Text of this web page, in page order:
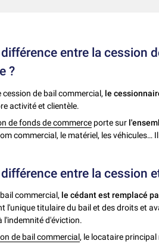
entre la cession
?
cession de bail commercial, le
activité et clientèle.
de fonds de commerce porte sur
commercial, le matériel, les véhicules…
entre la cession
commercial, le cédant est remplacé
l'unique titulaire du bail et des droits et
l'indemnité d'éviction.
de bail commercial, le locataire principal